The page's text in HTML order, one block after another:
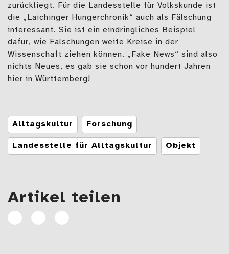
zurückliegt. Für die Landesstelle für Volkskunde ist
die „Laichinger Hungerchronik“ auch als Fälschung
interessant. Sie ist ein eindringliches Beispiel
dafür, wie Fälschungen weite Kreise in der
Wissenschaft ziehen können. „Fake News“ sind also
nichts Neues, es gab sie schon vor hundert Jahren
hier in Württemberg!
Tags
Alltagskultur Forschung
Landesstelle für Alltagskultur Objekt
Artikel teilen
ArtikelArtikelE-